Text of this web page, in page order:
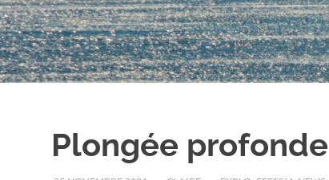
Plongée profonde